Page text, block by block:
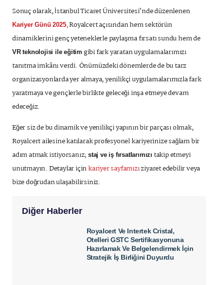
Sonuç olarak, İstanbul Ticaret Üniversitesi’nde düzenlenen
Kariyer Günü 2025,Royalcert açısından hem sektörün
dinamiklerini genç yeteneklerle paylaşma fırsatı sundu hem de
VR teknolojisi ile eğitim gibi fark yaratan uygulamalarımızı
tanıtma imkânı verdi. Önümüzdeki dönemlerde de bu tarz
organizasyonlarda yer almaya, yenilikçi uygulamalarımızla fark
yaratmaya ve gençlerle birlikte geleceği inşa etmeye devam
edeceğiz.
Eğer siz de bu dinamik ve yenilikçi yapının bir parçası olmak,
Royalcert ailesine katılarak profesyonel kariyerinize sağlam bir
adım atmak istiyorsanız;staj ve iş fırsatlarımızı takip etmeyi
unutmayın. Detaylar içinkariyer sayfamızıziyaret edebilir veya
bize doğrudan ulaşabilirsiniz.
Diğer Haberler
Royalcert Ve Intertek Cristal,
Otelleri GSTC Sertifikasyonuna
Hazırlamak Ve Belgelendirmek İçin
Stratejik İş Birliğini Duyurdu